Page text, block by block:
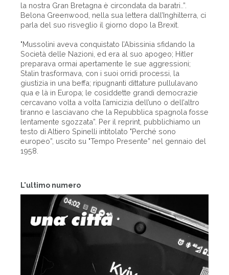
L'ultimo numero
la nostra Gran Bretagna è circondata da baratri..”.
Belona Greenwood, nella sua lettera dall’Inghilterra, ci
parla del suo risveglio il giorno dopo la Brexit.
"Mussolini aveva conquistato l’Abissinia sfidando la
Società delle Nazioni, ed era al suo apogeo; Hitler
preparava ormai apertamente le sue aggressioni;
Stalin trasformava, con i suoi orridi processi, la
giustizia in una beffa; ripugnanti dittature pullulavano
qua e là in Europa; le cosiddette grandi democrazie
cercavano volta a volta l’amicizia dell’uno o dell’altro
tiranno e lasciavano che la Repubblica spagnola fosse
lentamente sgozzata”. Per il reprint, pubblichiamo un
testo di Altiero Spinelli intitolato "Perché sono
europeo”, uscito su "Tempo Presente” nel gennaio del
1958.